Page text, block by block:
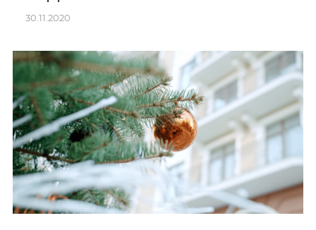
НОВОСТИ
КОНТАКТЫ
УКР РУС ENG
30.11.2020